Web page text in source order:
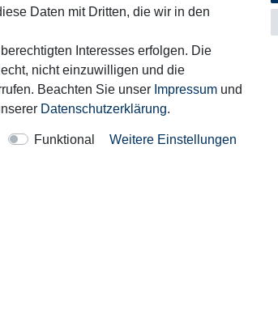
Kontakt
Zahlung & Versand
Daten mit Dritten, die wir in den
Interesses erfolgen. Die
nicht einzuwilligen und die
Beachten Sie unser Impressum und
Daten­schutz­erklärung.
Funktional Weitere Einstellungen